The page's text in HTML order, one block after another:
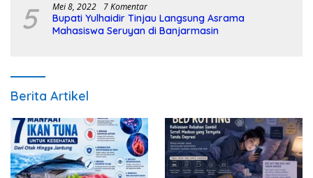
5 Mei 8, 2022 7 Komentar
Bupati Yulhaidir Tinjau Langsung Asrama
Mahasiswa Seruyan di Banjarmasin
Berita Artikel